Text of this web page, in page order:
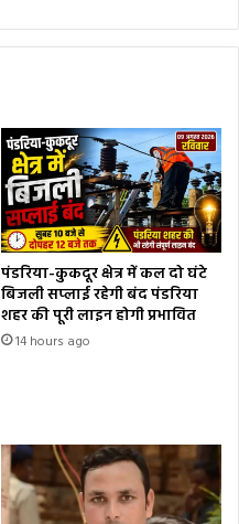
पंडरिया-कुकदूर क्षेत्र में कल दो घंटे
बिजली सप्लाई रहेगी बंद पंडरिया
शहर की पूरी लाइन होगी प्रभावित
14 hours ago